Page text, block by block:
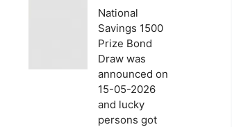
National
Savings 1500
Prize Bond
Draw was
announced on
15-05-2026
and lucky
persons got